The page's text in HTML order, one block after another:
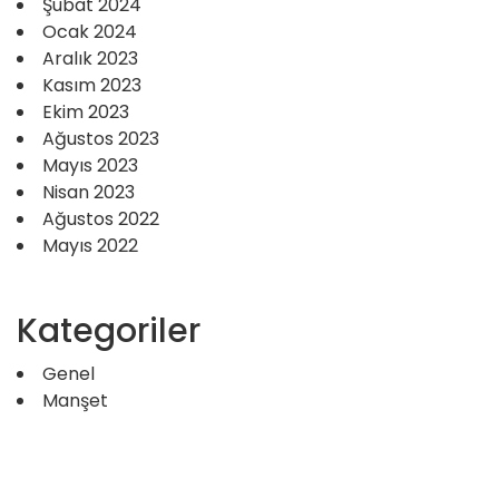
Ocak 2024
Aralık 2023
Kasım 2023
Ekim 2023
Ağustos 2023
Mayıs 2023
Nisan 2023
Ağustos 2022
Mayıs 2022
Kategoriler
Genel
Manşet